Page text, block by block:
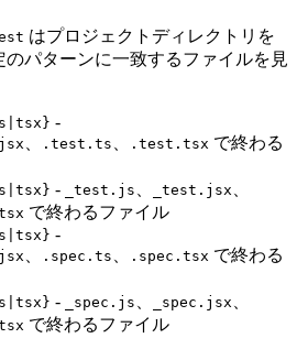
はプロジェクトディレクトリを
パターンに一致するファイルを見
-
.test.ts .test.tsx で終わる
- _test.js _test.jsx
で終わるファイル
-
.spec.ts .spec.tsx で終わる
- _spec.js _spec.jsx
で終わるファイル